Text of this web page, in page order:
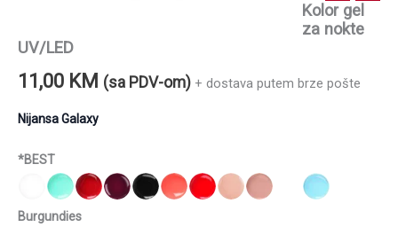
Kolor gel
za nokte
UV/LED
11,00 KM (sa PDV-om) + dostava putem brze pošte
Nijansa Galaxy
*BEST
Burgundies